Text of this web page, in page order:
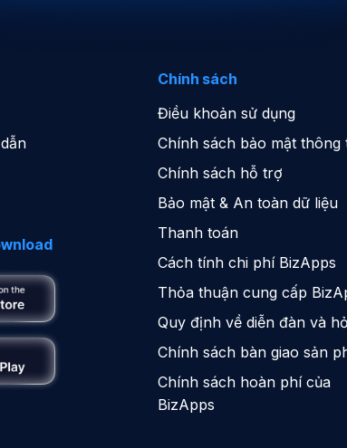
Chính sách
Điều khoản sử dụng
Chính sách bảo mật thông
Chính sách hỗ trợ
Bảo mật & An toàn dữ liệu
Thanh toán
Cách tính chi phí BizApps
Thỏa thuận cung cấp
Quy định về diễn đàn và
Chính sách bàn giao sản
Chính sách hoàn phí của
BizApps